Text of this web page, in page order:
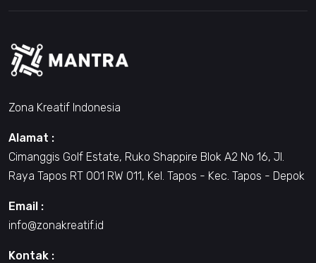
Zona Kreatif Indonesia
Alamat :
Cimanggis Golf Estate, Ruko Shappire Blok A2 No 16, Jl.
Raya Tapos RT 001 RW 011, Kel. Tapos - Kec. Tapos - Depok
Email :
info@zonakreatif.id
Kontak :